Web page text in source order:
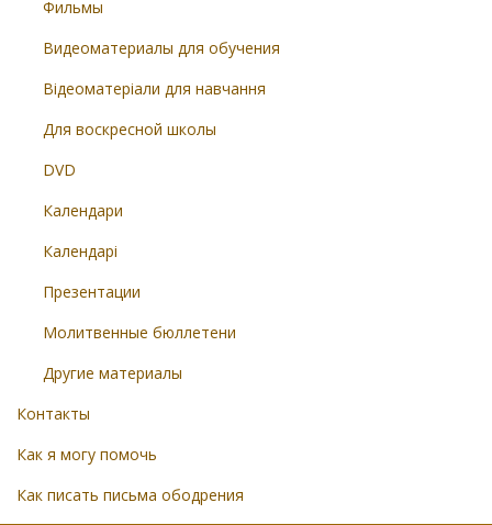
Фильмы
Видеоматериалы для обучения
Відеоматеріали для навчання
Для воскресной школы
DVD
Календари
Календарі
Презентации
Молитвенные бюллетени
Другие материалы
Контакты
Как я могу помочь
Как писать письма ободрения